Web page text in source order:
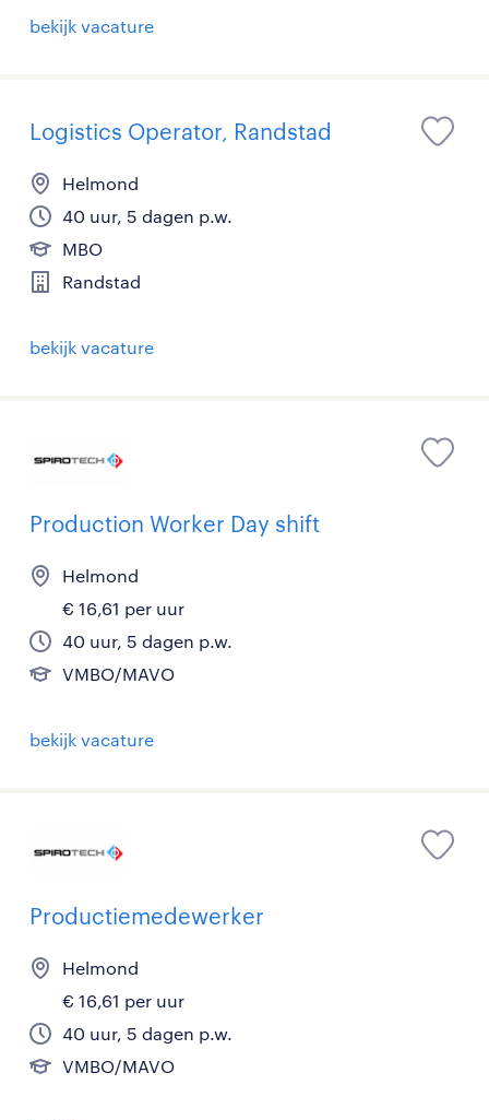
bekijk vacature
Logistics Operator, Randstad
Helmond
40 uur, 5 dagen p.w.
MBO
Randstad
bekijk vacature
Production Worker Day shift
Helmond
€ 16,61 per uur
40 uur, 5 dagen p.w.
VMBO/MAVO
bekijk vacature
Productiemedewerker
Helmond
€ 16,61 per uur
40 uur, 5 dagen p.w.
VMBO/MAVO